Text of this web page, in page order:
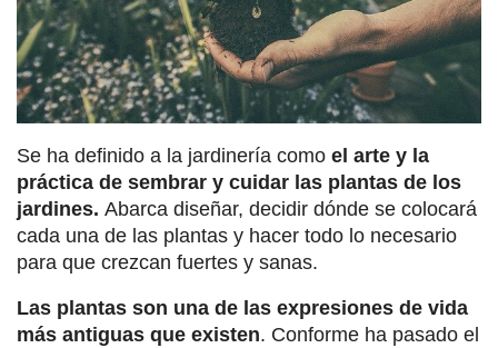
Se ha definido a la jardinería como el arte y la
práctica de sembrar y cuidar las plantas de los
jardines. Abarca diseñar, decidir dónde se colocará
cada una de las plantas y hacer todo lo necesario
para que crezcan fuertes y sanas.
Las plantas son una de las expresiones de vida
más antiguas que existen. Conforme ha pasado el